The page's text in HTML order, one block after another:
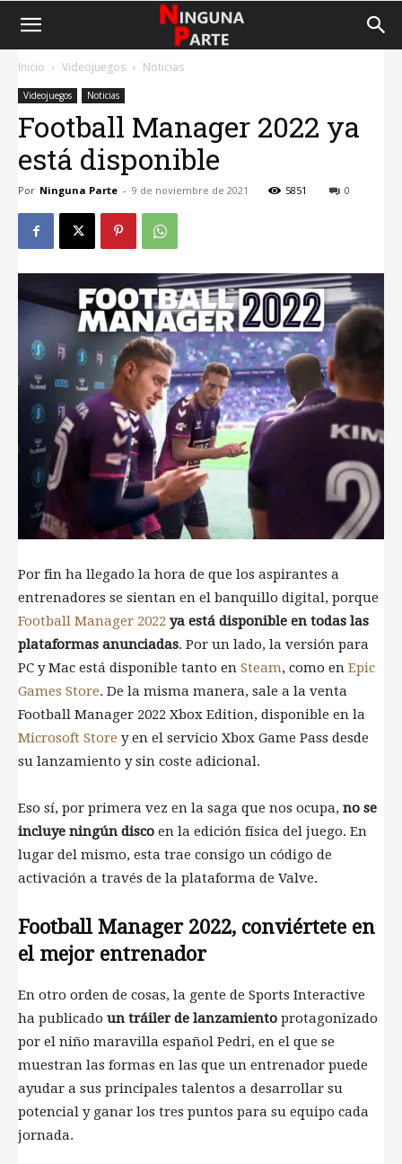
Inicio Videojuegos Noticias
Videojuegos Noticias
Football Manager 2022 ya
está disponible
Por Ninguna Parte - 9 de noviembre de 2021 5851 0
Por fin ha llegado la hora de que los aspirantes a
entrenadores se sientan en el banquillo digital, porque
Football Manager 2022 ya está disponible en todas las
plataformas anunciadas. Por un lado, la versión para
PC y Mac está disponible tanto en Steam, como en Epic
Games Store. De la misma manera, sale a la venta
Football Manager 2022 Xbox Edition, disponible en la
Microsoft Store y en el servicio Xbox Game Pass desde
su lanzamiento y sin coste adicional.
Eso sí, por primera vez en la saga que nos ocupa, no se
incluye ningún disco en la edición física del juego. En
lugar del mismo, esta trae consigo un código de
activación a través de la plataforma de Valve.
Football Manager 2022, conviértete en
el mejor entrenador
En otro orden de cosas, la gente de Sports Interactive
ha publicado un tráiler de lanzamiento protagonizado
por el niño maravilla español Pedri, en el que se
muestran las formas en las que un entrenador puede
ayudar a sus principales talentos a desarrollar su
potencial y ganar los tres puntos para su equipo cada
jornada.